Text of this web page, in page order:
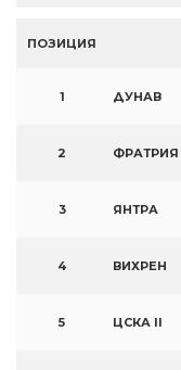
ПОЗИЦИЯ
1 ДУНАВ
2 ФРАТРИЯ
3 ЯНТРА
4 ВИХРЕН
5 ЦСКА II